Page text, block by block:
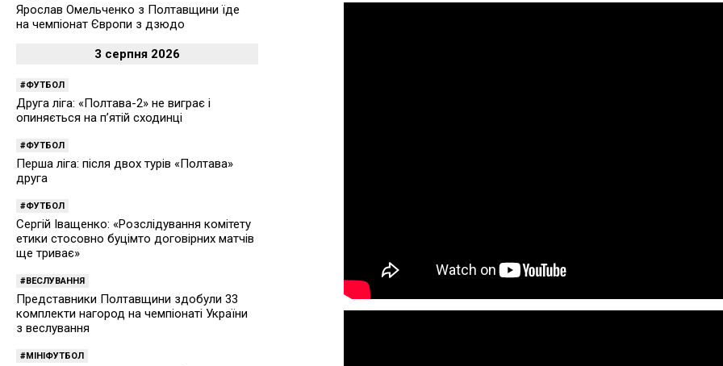
Ярослав Омельченко з Полтавщини їде
на чемпіонат Європи з дзюдо
3 серпня 2026
ФУТБОЛ
Друга ліга: «Полтава-2» не виграє і
опиняється на п’ятій сходинці
ФУТБОЛ
Перша ліга: після двох турів «Полтава»
друга
ФУТБОЛ
Сергій Іващенко: «Розслідування комітету
етики стосовно буцімто договірних матчів
ще триває»
ВЕСЛУВАННЯ
Представники Полтавщини здобули 33
комплекти нагород на чемпіонаті України
з веслування
МІНІФУТБОЛ